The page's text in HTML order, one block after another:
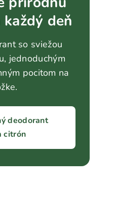
deň
so sviežou
jednoduchým
pocitom na
deodorant
citrón